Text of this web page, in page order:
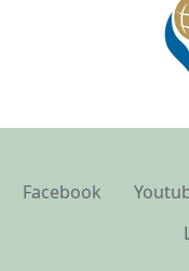
Facebook